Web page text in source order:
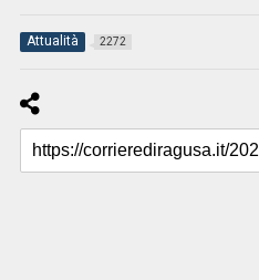
Attualità 2272